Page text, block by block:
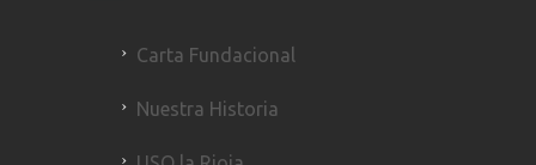
Carta Fundacional
Nuestra Historia